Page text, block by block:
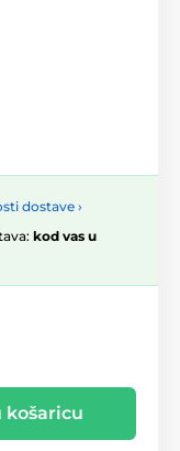
dostave ›
kod vas u
košaricu